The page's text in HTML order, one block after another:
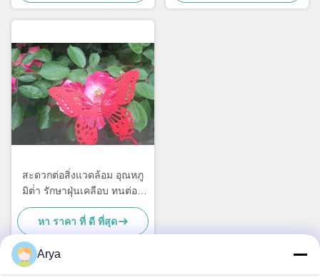
สะดวกต่อสิ่งแวดล้อม อุณหภู
มิต่ํา รักษาฝุ่นเคลือบ ทนต่อส
เปรย์เกลือ
หา ราคา ที่ ดี ที่สุด
Arya